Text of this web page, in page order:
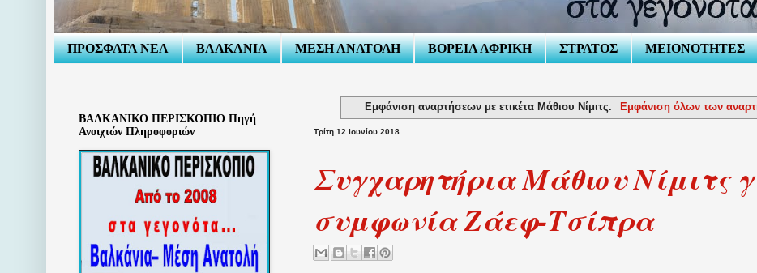
ΠΡΟΣΦΑΤΑ ΝΕΑ ΒΑΛΚΑΝΙΑ ΜΕΣΗ ΑΝΑΤΟΛΗ ΒΟΡΕΙΑ ΑΦΡΙΚΗ ΣΤΡΑΤΟΣ ΜΕΙΟΝΟΤΗΤΕΣ
Εμφάνιση αναρτήσεων με ετικέτα Μάθιου Νίμιτς. Εμφάνιση όλων των
Τρίτη 12 Ιουνίου 2018
Συγχαρητήρια Μάθιου Νίμιτς
συμφωνία Ζάεφ-Τσίπρα
ΒΑΛΚΑΝΙΚΟ ΠΕΡΙΣΚΟΠΙΟ Πηγή
Ανοιχτών Πληροφοριών